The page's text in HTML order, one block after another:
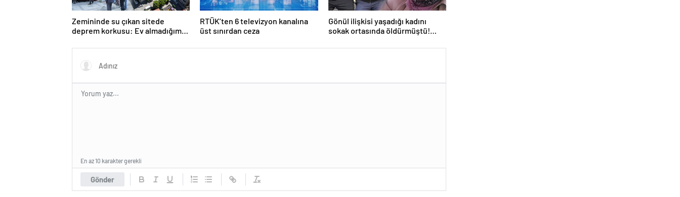
Zemininde su çıkan sitede
deprem korkusu: Ev almadığımız,
RTÜK’ten 6 televizyon kanalına
üst sınırdan ceza
Gönül ilişkisi yaşadığı kadını
sokak ortasında öldürmüştü!
Gönder
En az 10 karakter gerekli